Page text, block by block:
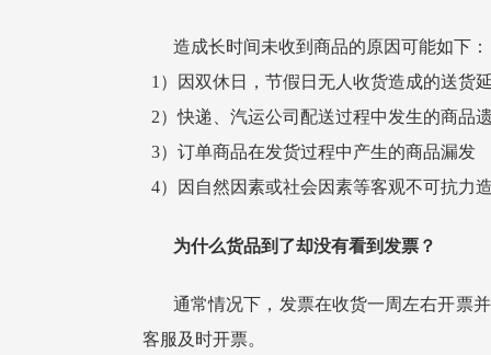
造成长时间未收到商品的原因可能如下：
1）因双休日，节假日无人收货造成的送货
2）快递、汽运公司配送过程中发生的商品
3）订单商品在发货过程中产生的商品漏发
4）因自然因素或社会因素等客观不可抗力
为什么货品到了却没有看到发票？
通常情况下 ， 发票在收货一周左右开票
客服及时开票。